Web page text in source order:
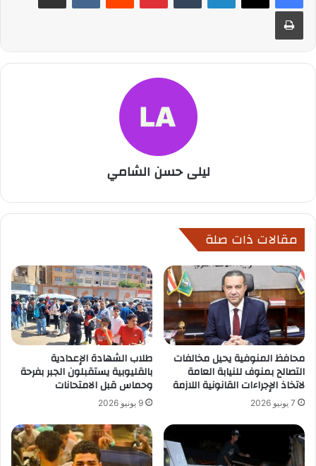
طباعة
ليلى حسن الشامي
مقالات ذات صلة
محافظ المنوفية يحيل مخالفات
التصالح بمنوف للنيابة العامة
لاتخاذ الإجراءات القانونية اللازمة
7 يونيو 2026
طلاب الشهادة الإعدادية
بالقليوبية يستقبلون الجبر بفرحة
وحماس قبل الامتحانات
9 يونيو 2026